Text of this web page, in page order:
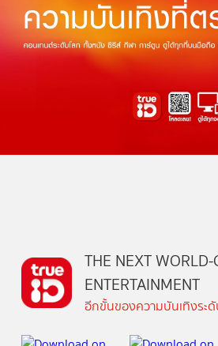
THE NEXT
ENTERTAINMENT
อีกขั้นของความบันเทิงระ